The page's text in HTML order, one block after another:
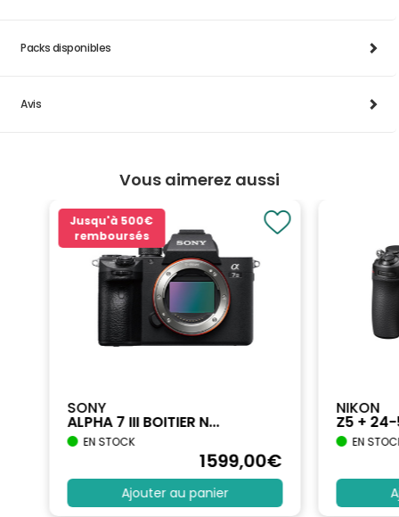
Packs disponibles
Avis
Vous aimerez aussi
Jusqu'à 500€
remboursés
SONY
ALPHA 7 III BOITIER N...
EN STOCK
1599,00€
Ajouter au panier
NIKON
Z5 +
EN